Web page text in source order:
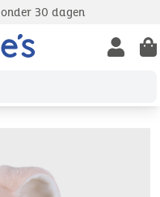
onder 30 dagen
Open